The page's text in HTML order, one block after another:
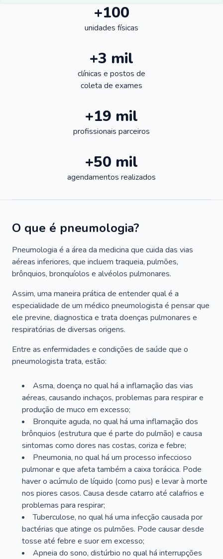
+100
unidades físicas
+3 mil
clínicas e postos de
coleta de exames
+19 mil
profissionais parceiros
+50 mil
agendamentos realizados
O que é pneumologia?
Pneumologia é a área da medicina que cuida das vias
aéreas inferiores, que incluem traqueia, pulmões,
brônquios, bronquíolos e alvéolos pulmonares.
Assim, uma maneira prática de entender qual é a
especialidade de um médico pneumologista é pensar que
ele previne, diagnostica e trata doenças pulmonares e
respiratórias de diversas origens.
Entre as enfermidades e condições de saúde que o
pneumologista trata, estão:
Asma, doença no qual há a inflamação das vias
aéreas, causando inchaços, problemas para respirar e
produção de muco em excesso;
Bronquite aguda, no qual há uma inflamação dos
brônquios (estrutura que é parte do pulmão) e causa
sintomas como dores nas costas, coriza e febre;
Pneumonia, no qual há um processo infeccioso
pulmonar e que afeta também a caixa torácica. Pode
haver o acúmulo de líquido (como pus) e levar à morte
nos piores casos. Causa desde catarro até calafrios e
problemas para respirar;
Tuberculose, no qual há uma infecção causada por
bactérias que atinge os pulmões. Pode causar desde
tosse até febre e suor em excesso;
Apneia do sono, distúrbio no qual há interrupções